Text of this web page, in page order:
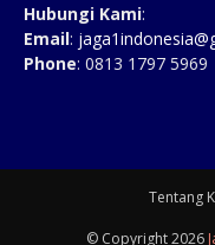
Hubungi Kami:
Email:
Phone: 0813 1797 5969
Tentang
© Copyright 2026